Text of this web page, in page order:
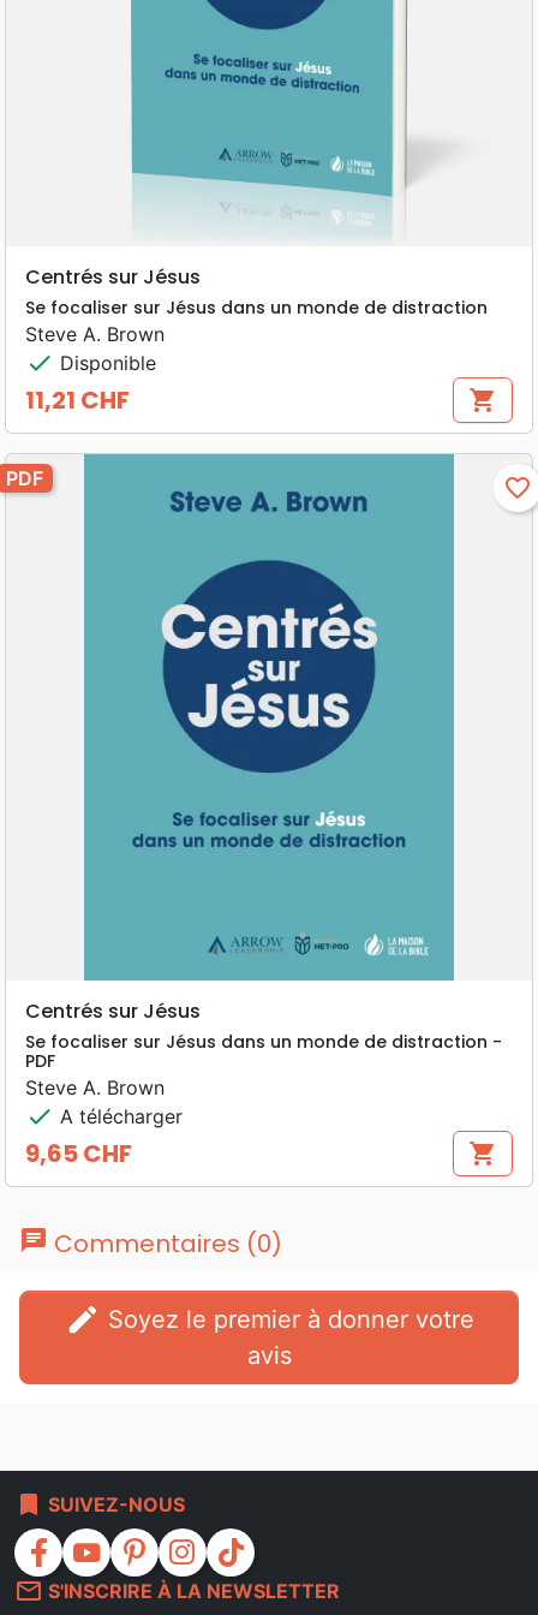
Centrés sur Jésus
Se focaliser sur Jésus dans un monde de distraction
Steve A. Brown
check Disponible
Prix
11,21 CHF shopping_cart
PDF favorite_border
Centrés sur Jésus
Se focaliser sur Jésus dans un monde de distraction -
PDF
Steve A. Brown
check A télécharger
Prix
9,65 CHF shopping_cart
chat Commentaires (0)
edit
avis
bookmark SUIVEZ-NOUS
facebook youtube pinterest instagram
tiktok
mail_outline S'INSCRIRE À LA NEWSLETTER